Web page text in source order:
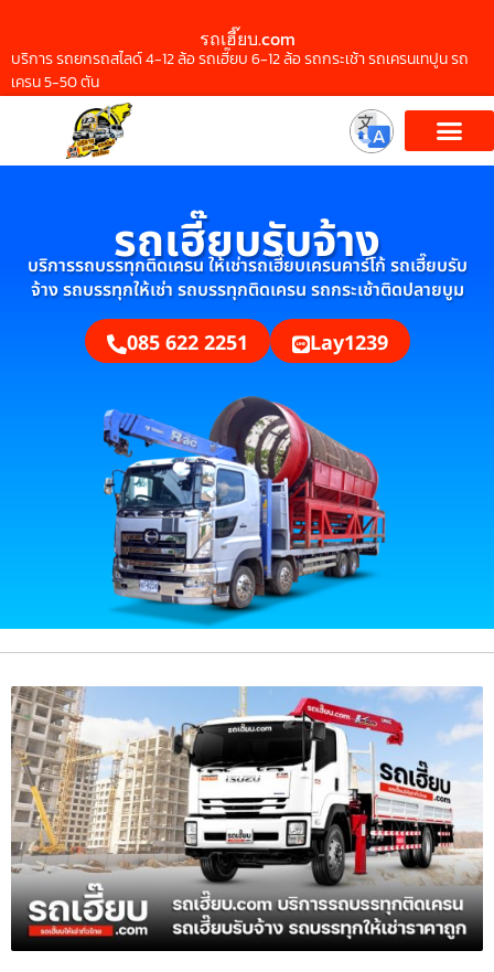
รถเฮี๊ยบ.com
บริการ รถยกรถสไลด์ 4-12 ล้อ รถเฮี๊ยบ 6-12 ล้อ รถกระเช้า รถเครนเทปูน รถ
เครน 5-50 ตัน
รถเฮี๊ยบรับจ้าง
บริการรถบรรทุกติดเครน ให้เช่ารถเฮี๊ยบเครนคาร์โก้ รถเฮี๊ยบรับ
จ้าง รถบรรทุกให้เช่า รถบรรทุกติดเครน รถกระเช้าติดปลายบูม
085 622 2251 Lay1239